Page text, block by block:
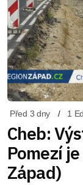
Před 3 dny 1
Cheb:
Pomezí
Západ)